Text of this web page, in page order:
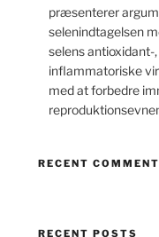
præsenterer
selenindtagelsen
selens antioxidant-
inflammatoriske
med at forbedre
RECENT
RECENT POSTS